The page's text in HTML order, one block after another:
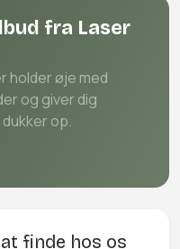
fra Laser
holder øje med
og giver dig
op.
finde hos os